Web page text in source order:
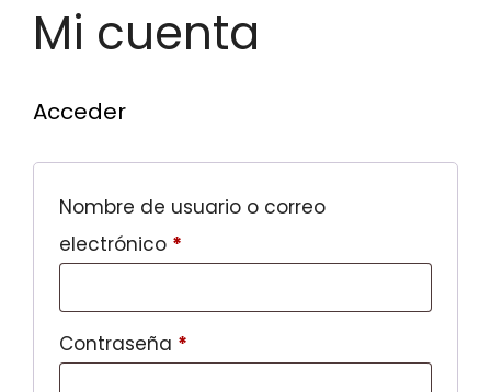
Mi cuenta
Acceder
Nombre de usuario o correo
electrónico *
Contraseña *